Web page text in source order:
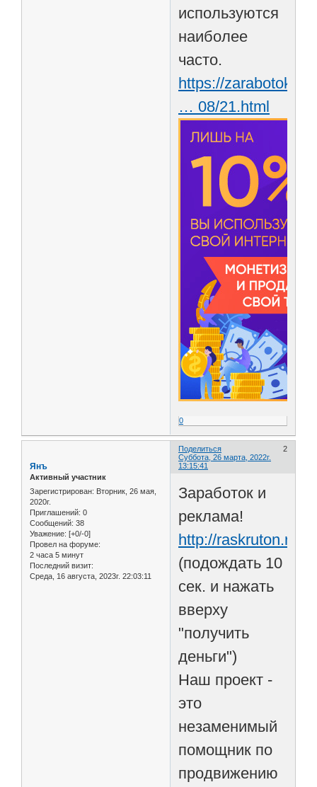
используются
наиболее
часто.
https://
… 08/21.html
0
Поделиться
2
Суббота, 26 марта, 2022г.
13:15:41
Янъ
Активный участник
Зарегистрирован: Вторник, 26 мая,
2020г.
Приглашений: 0
Сообщений: 38
Уважение: [+0/-0]
Провел на форуме:
2 часа 5 минут
Последний визит:
Среда, 16 августа, 2023г. 22:03:11
Заработок и
реклама!
http://raskruton.ru/
(подождать 10
сек. и нажать
вверху
"получить
деньги")
Наш проект -
это
незаменимый
помощник по
продвижению